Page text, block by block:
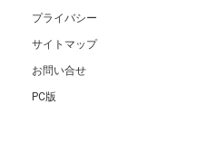
プライバシー
サイトマップ
お問い合せ
PC版